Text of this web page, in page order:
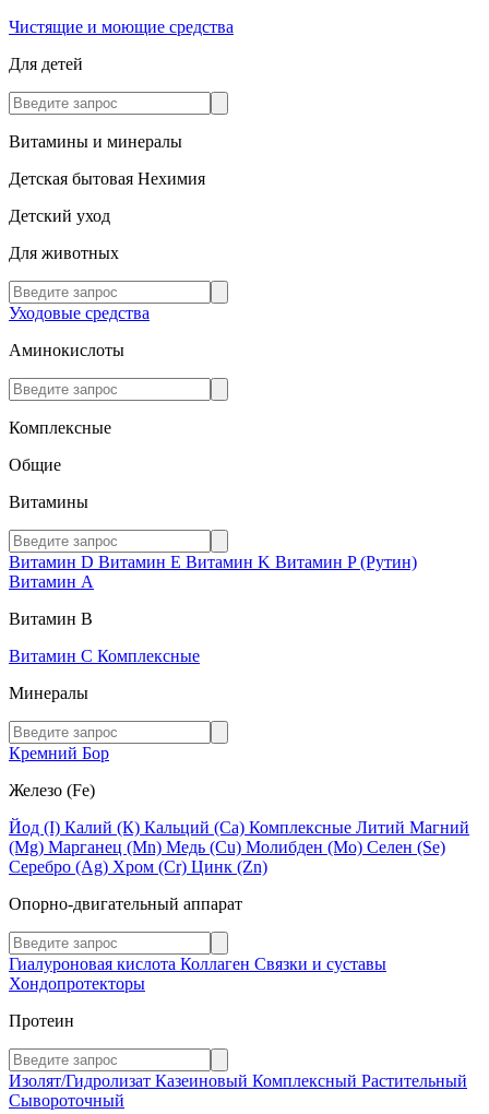
Чистящие и моющие средства
Для детей
Витамины и минералы
Детская бытовая Нехимия
Детский уход
Для животных
Уходовые средства
Аминокислоты
Комплексные
Общие
Витамины
Витамин D Витамин E Витамин K Витамин P (Рутин)
Витамин А
Витамин В
Витамин C Комплексные
Минералы
Кремний Бор
Железо (Fe)
Йод (I) Калий (К) Кальций (Са) Комплексные Литий Магний
(Mg) Марганец (Mn) Медь (Сu) Молибден (Мо) Селен (Se)
Серебро (Ag) Хром (Cr) Цинк (Zn)
Опорно-двигательный аппарат
Гиалуроновая кислота Коллаген Связки и суставы
Хондопротекторы
Протеин
Изолят/Гидролизат Казеиновый Комплексный Растительный
Сывороточный